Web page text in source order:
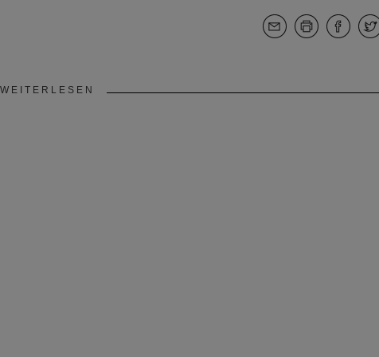
WEITERLESEN